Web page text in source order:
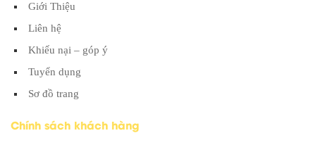
Giới Thiệu
Liên hệ
Khiếu nại – góp ý
Tuyển dụng
Sơ đồ trang
Chính sách khách hàng